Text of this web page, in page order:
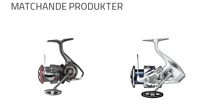
MATCHANDE PRODUKTER